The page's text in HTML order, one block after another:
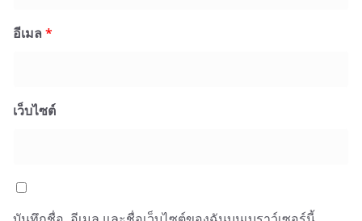
อีเมล *
เว็บไซต์